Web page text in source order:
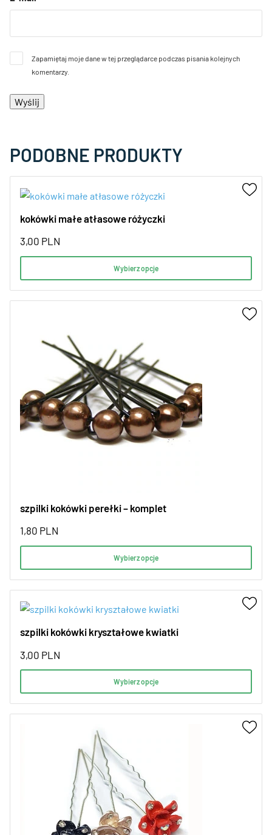
Zapamiętaj moje dane w tej przeglądarce podczas pisania kolejnych
komentarzy.
PODOBNE PRODUKTY
kokówki małe atłasowe różyczki
3,00 PLN
Wybierz opcje
szpilki kokówki perełki – komplet
1,80 PLN
Wybierz opcje
szpilki kokówki kryształowe kwiatki
3,00 PLN
Wybierz opcje